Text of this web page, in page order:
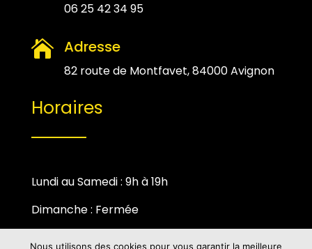
06 25 42 34 95
 Adresse
82 route de Montfavet, 84000 Avignon
Horaires
Lundi au Samedi : 9h à 19h
Dimanche : Fermée
Nous utilisons des cookies pour vous garantir la meilleure